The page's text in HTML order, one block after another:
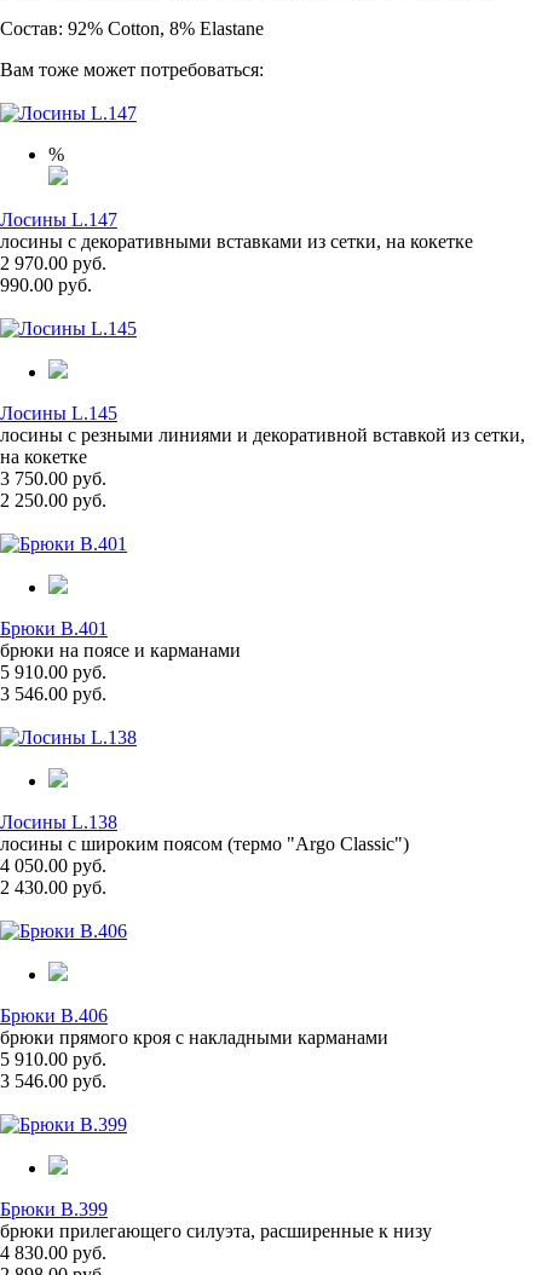
Состав: 92% Cotton, 8% Elastane
Вам тоже может потребоваться:
%
Лосины L.147
лосины с декоративными вставками из сетки, на кокетке
2 970.00 руб.
990.00 руб.
Лосины L.145
лосины с резными линиями и декоративной вставкой из сетки,
на кокетке
3 750.00 руб.
2 250.00 руб.
Брюки B.401
брюки на поясе и карманами
5 910.00 руб.
3 546.00 руб.
Лосины L.138
лосины с широким поясом (термо "Argo Classic")
4 050.00 руб.
2 430.00 руб.
Брюки B.406
брюки прямого кроя с накладными карманами
5 910.00 руб.
3 546.00 руб.
Брюки B.399
брюки прилегающего силуэта, расширенные к низу
4 830.00 руб.